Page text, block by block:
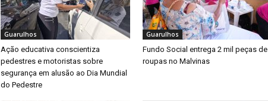
Guarulhos
Ação educativa conscientiza
pedestres e motoristas sobre
segurança em alusão ao Dia Mundial
do Pedestre
Guarulhos
Fundo Social entrega 2 mil peças de
roupas no Malvinas